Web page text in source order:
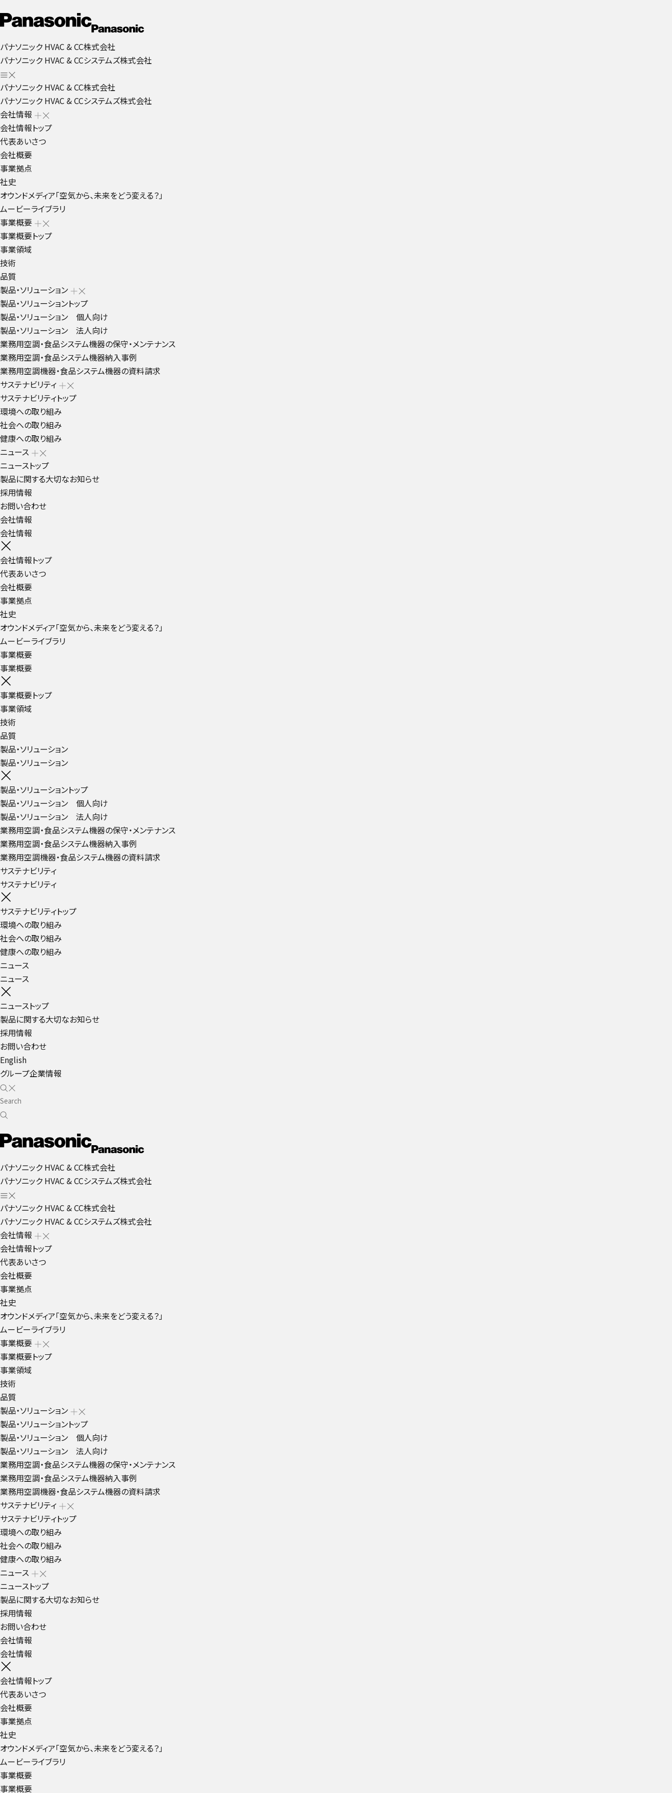
パナソニック HVAC & CC株式会社
パナソニック HVAC & CCシステムズ株式会社
パナソニック HVAC & CC株式会社
パナソニック HVAC & CCシステムズ株式会社
会社情報
会社情報トップ
代表あいさつ
会社概要
事業拠点
社史
オウンドメディア「空気から、未来をどう変える？」
ムービーライブラリ
事業概要
事業概要トップ
事業領域
技術
品質
製品・ソリューション
製品・ソリューショントップ
製品・ソリューション 個人向け
製品・ソリューション 法人向け
業務用空調・食品システム機器の保守・メンテナンス
業務用空調・食品システム機器納入事例
業務用空調機器・食品システム機器の資料請求
サステナビリティ
サステナビリティトップ
環境への取り組み
社会への取り組み
健康への取り組み
ニュース
ニューストップ
製品に関する大切なお知らせ
採用情報
お問い合わせ
会社情報
会社情報
会社情報トップ
代表あいさつ
会社概要
事業拠点
社史
オウンドメディア「空気から、未来をどう変える？」
ムービーライブラリ
事業概要
事業概要
事業概要トップ
事業領域
技術
品質
製品・ソリューション
製品・ソリューション
製品・ソリューショントップ
製品・ソリューション 個人向け
製品・ソリューション 法人向け
業務用空調・食品システム機器の保守・メンテナンス
業務用空調・食品システム機器納入事例
業務用空調機器・食品システム機器の資料請求
サステナビリティ
サステナビリティ
サステナビリティトップ
環境への取り組み
社会への取り組み
健康への取り組み
ニュース
ニュース
ニューストップ
製品に関する大切なお知らせ
採用情報
お問い合わせ
English
グループ企業情報
パナソニック HVAC & CC株式会社
パナソニック HVAC & CCシステムズ株式会社
パナソニック HVAC & CC株式会社
パナソニック HVAC & CCシステムズ株式会社
会社情報
会社情報トップ
代表あいさつ
会社概要
事業拠点
社史
オウンドメディア「空気から、未来をどう変える？」
ムービーライブラリ
事業概要
事業概要トップ
事業領域
技術
品質
製品・ソリューション
製品・ソリューショントップ
製品・ソリューション 個人向け
製品・ソリューション 法人向け
業務用空調・食品システム機器の保守・メンテナンス
業務用空調・食品システム機器納入事例
業務用空調機器・食品システム機器の資料請求
サステナビリティ
サステナビリティトップ
環境への取り組み
社会への取り組み
健康への取り組み
ニュース
ニューストップ
製品に関する大切なお知らせ
採用情報
お問い合わせ
会社情報
会社情報
会社情報トップ
代表あいさつ
会社概要
事業拠点
社史
オウンドメディア「空気から、未来をどう変える？」
ムービーライブラリ
事業概要
事業概要